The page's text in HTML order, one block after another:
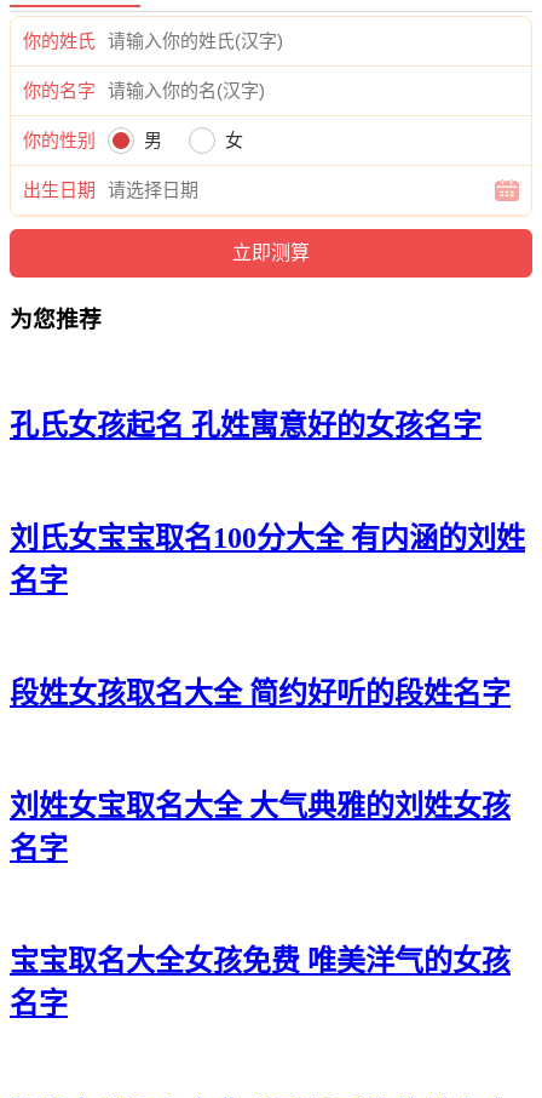
可、顾晓玥、顾洛璇、顾俪瑾、顾娇沛、顾蓓璇、顾倩婧、顾
虹珍、顾依俪、顾颍奕、顾缦雅、顾影昕、顾甜璇、顾汐卿、
顾芙静、顾甯妤、顾可忆、顾沛音、顾澜影、顾珞晓、顾莉
嫣、顾娜沐、顾奕茹、顾清莹、顾冬卿、顾虹语、顾楚龄、顾
姝沁、顾乐乐、顾梦梦、顾霄龄、顾润恬、顾惜诗、顾慧丽、
顾清若、顾思曦、顾梓芊、顾碧依、顾爱紫、顾倩馨、顾如
影、顾向梦、顾雅彩、顾兮雨、顾雅宸、顾佳钰、顾珞菱、顾
思灵、顾水若、顾蕾昕、顾灵娴、顾薇云、顾嫣馨、顾滢缘、
顾水茹、顾曦然、顾如映、顾缘秋、顾澜蓓、顾枫琦、顾妍
君、顾语艺、顾筠筱、顾蕾清、顾澜婧、顾蓝瑶、顾蕾新、顾
澜蓓、顾诗恬、顾洛雅、顾娇怡、顾菲沁、顾馨玥、顾甯依、
顾茵瑶、顾初媛、顾晓虹、顾甜忆、顾茹依、顾颍桐、顾梓
顾婉龄、顾颖依、顾梦云、顾梵嫣、顾黛梵。
你的姓氏
你的名字
你的性别 男 女
出生日期
为您推荐
孔氏女孩起名 孔姓寓意好的女孩名字
刘氏女宝宝取名100分大全 有内涵的刘姓
名字
段姓女孩取名大全 简约好听的段姓名字
刘姓女宝取名大全 大气典雅的刘姓女孩
名字
宝宝取名大全女孩免费 唯美洋气的女孩
名字